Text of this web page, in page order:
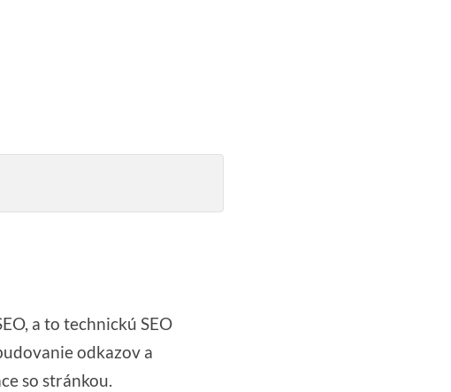
a to technickú SEO
odkazov a
so stránkou.